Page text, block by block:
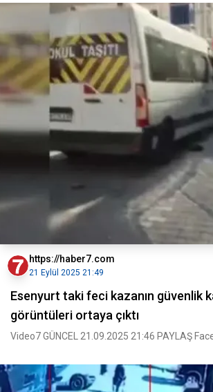
https://haber7.com
21 Eylül 2025 21:49
Esenyurt taki feci kazanın güvenlik
görüntüleri ortaya çıktı